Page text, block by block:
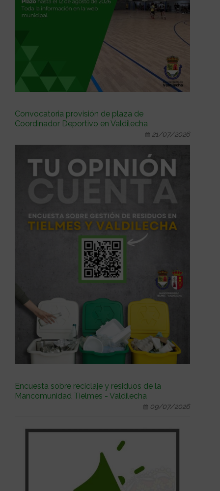
Convocatoria provisión de plaza de
Coordinador Deportivo en Valdilecha
21/07/2026
Encuesta sobre reciclaje y residuos de la
Mancomunidad Tielmes - Valdilecha
09/07/2026